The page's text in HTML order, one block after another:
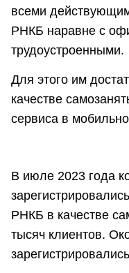
всеми
РНКБ наравне с
трудоустроенными.
Для этого им
качестве
сервиса в
В июле 2023 года
РНКБ в качестве
тысяч клиентов.